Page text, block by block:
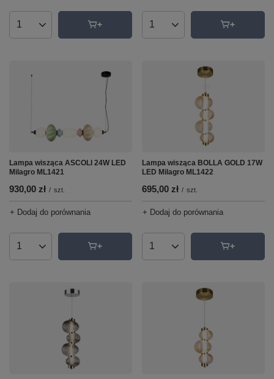
Ilość produktów Ilość produktów
Lampa wisząca ASCOLI 24W LED
Milagro ML1421
930,00 zł / szt.
+ Dodaj do porównania
Ilość produktów
Lampa wisząca BOLLA GOLD 17W
LED Milagro ML1422
695,00 zł / szt.
+ Dodaj do porównania
Ilość produktów